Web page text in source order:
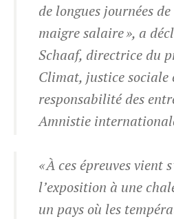
de longues journées
maigre salaire », a
Schaaf, directrice du
Climat, justice sociale
responsabilité des
Amnistie
« À ces épreuves vient
l’exposition à une
un pays où les